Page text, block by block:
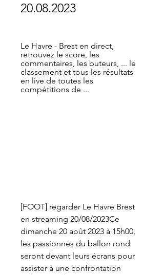
20.08.2023
Le Havre - Brest en direct,
retrouvez le score, les
commentaires, les buteurs, ... le
classement et tous les résultats
en live de toutes les
compétitions de ...
[FOOT] regarder Le Havre Brest
en streaming 20/08/2023Ce
dimanche 20 août 2023 à 15h00,
les passionnés du ballon rond
seront devant leurs écrans pour
assister à une confrontation